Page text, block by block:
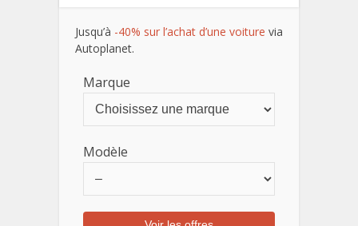
Jusqu’à -40% sur l’achat d’une voiture via
Autoplanet.
Marque
Modèle